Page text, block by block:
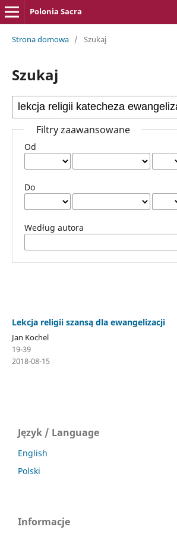
Polonia Sacra
Strona domowa / Szukaj
Szukaj
Filtry zaawansowane
Od
Do
Według autora
Lekcja religii szansą dla ewangelizacji
Jan Kochel
19-39
2018-08-15
Język / Language
English
Polski
Informacje